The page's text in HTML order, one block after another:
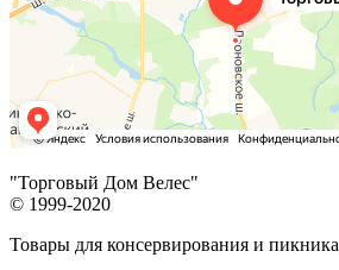
"Торговый Дом Велес"
© 1999-2020
Товары для консервирования и пикника